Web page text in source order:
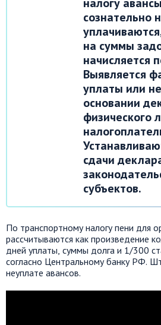
сознательно
на суммы
начисляется
Выявляется
уплаты или
основании
физического
сдачи
субъектов.
По транспортному налогу пени для
рассчитываются как произведение
дней уплаты, суммы долга и 1/300
согласно Центральному банку РФ.
неуплате авансов.